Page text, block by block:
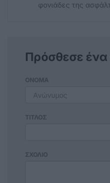
φονιάδες της
Πρόσθεσε ένα
ΟΝΟΜΑ
ΤΙΤΛΟΣ
ΣΧΟΛΙΟ